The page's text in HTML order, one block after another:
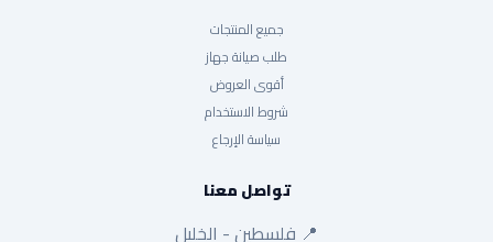
جميع المنتجات
طلب صيانة جهاز
أقوى العروض
شروط الاستخدام
سياسة الإرجاع
تواصل معنا
📍 فلسطين - الخليل